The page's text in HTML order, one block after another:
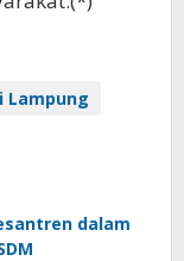
Lampung
dalam